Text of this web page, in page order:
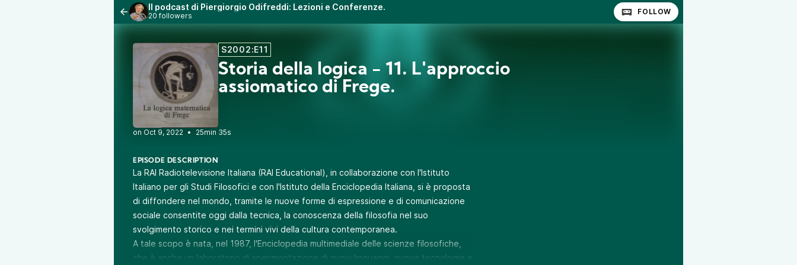
Il podcast di Piergiorgio Odifreddi: Lezioni e Conferenze.
20 followers FOLLOW
S2002:E11
Storia della logica - 11. L'approccio
assiomatico di Frege.
• 25min 35s
EPISODE DESCRIPTION
La RAI Radiotelevisione Italiana (RAI Educational), in collaborazione con l'Istituto
Italiano per gli Studi Filosofici e con l'Istituto della Enciclopedia Italiana, si è proposta
di diffondere nel mondo, tramite le nuove forme di espressione e di comunicazione
sociale consentite oggi dalla tecnica, la conoscenza della filosofia nel suo
svolgimento storico e nei termini vivi della cultura contemporanea.
A tale scopo è nata, nel 1987, l'Enciclopedia multimediale delle scienze filosofiche,
che è anche un laboratorio di sperimentazione di nuovi linguaggi, nuove tecnologie e